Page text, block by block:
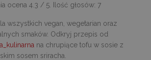
ocena 4.3 / 5. Ilość głosów: 7
wszystkich vegan, wegetarian oraz
smaków. Odkryj przepis od
na chrupiące tofu w sosie z
sosem sriracha.